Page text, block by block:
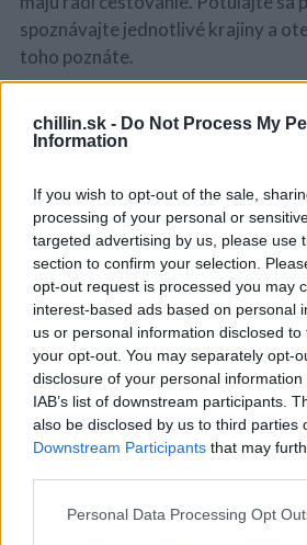
chillin.sk - Do Not Process My
Information
If you wish to opt-out of the sale,
processing of your personal or
targeted advertising by us, please use
section to confirm your selection.
opt-out request is processed you may
interest-based ads based on personal
us or personal information disclosed
your opt-out. You may separately opt-
disclosure of your personal
IAB’s list of downstream participants.
also be disclosed by us to third parties
Downstream Participants that may
Personal Data Processing Opt
spoznávajte jednotlivé krajiny a
toho poznáte.
Viete, koľko európskych hlavných
alebo čo sú to bliny?
zvieraťa sa odvodzuje názov
Hra je určená zvedavým deťom a
radi poznávanie a objavovanie
putovaním po európskych
ilustrovaných herných plánov
800 otázkami.
Cieľom hry je nielen zabaviť sa, ale
európske štáty, ich prírodu,
naučiť sa o nich viac, ako sú len
HraPoznáš Európu?je výbornou
spoločnosti. Ponúka poučenie i
S
e
a
r
c
h
f
o
r
: